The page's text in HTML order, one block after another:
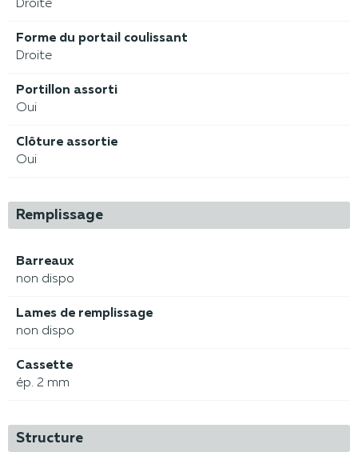
Droite
Forme du portail coulissant
Droite
Portillon assorti
Oui
Clôture assortie
Oui
Remplissage
Barreaux
non dispo
Lames de remplissage
non dispo
Cassette
ép. 2 mm
Structure